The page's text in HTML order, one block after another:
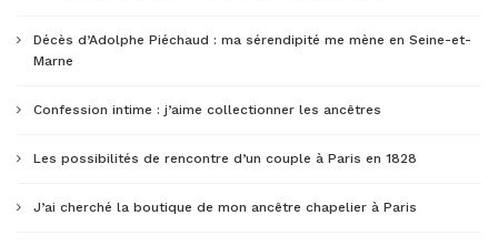
Décès d’Adolphe Piéchaud : ma sérendipité me mène en Seine-et-
Marne
Confession intime : j’aime collectionner les ancêtres
Les possibilités de rencontre d’un couple à Paris en 1828
J’ai cherché la boutique de mon ancêtre chapelier à Paris